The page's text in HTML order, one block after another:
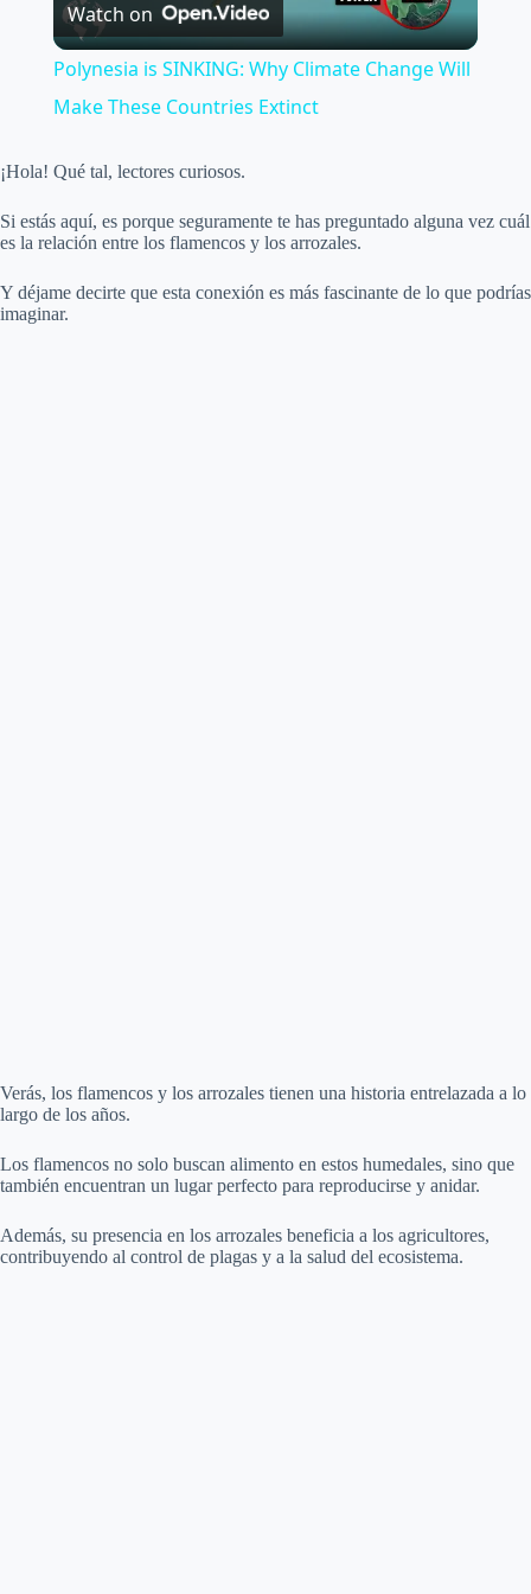
l
a
V
Watch on
Polynesia is SINKING: Why Climate Change Will
Make These Countries Extinct
¡Hola! Qué tal, lectores curiosos.
Si estás aquí, es porque seguramente te has preguntado alguna vez cuál
es la relación entre los flamencos y los arrozales.
Y déjame decirte que esta conexión es más fascinante de lo que podrías
imaginar.
Verás, los flamencos y los arrozales tienen una historia entrelazada a lo
largo de los años.
Los flamencos no solo buscan alimento en estos humedales, sino que
también encuentran un lugar perfecto para reproducirse y anidar.
Además, su presencia en los arrozales beneficia a los agricultores,
contribuyendo al control de plagas y a la salud del ecosistema.